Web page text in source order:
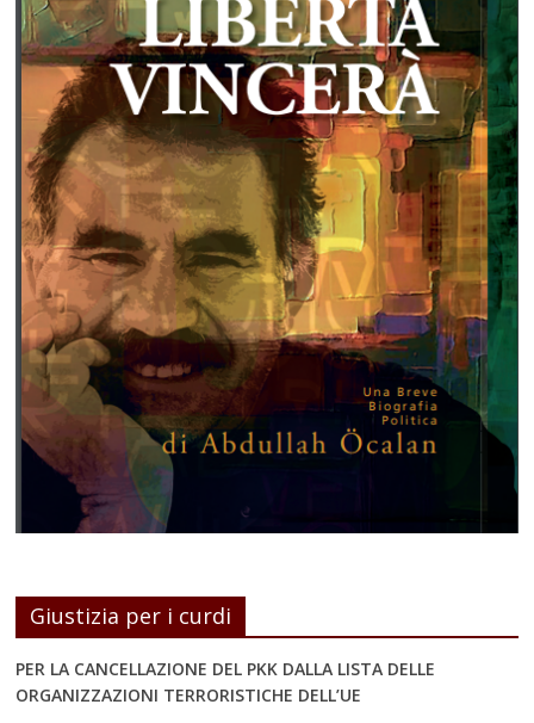
Giustizia per i curdi
PER LA CANCELLAZIONE DEL PKK DALLA LISTA DELLE
ORGANIZZAZIONI TERRORISTICHE DELL’UE